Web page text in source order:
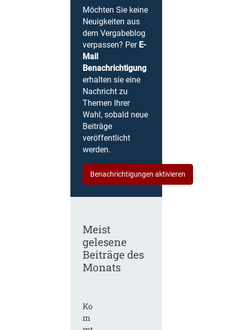
Möchten Sie keine
Neuigkeiten aus
dem Vergabeblog
verpassen? Per E-
Mail
Benachrichtigung
erhalten sie eine
Nachricht zu
Themen Ihrer
Wahl, sobald neue
Beiträge
veröffentlicht
werden.
Benachrichtigungen aktivieren
Meist
gelesene
Beiträge des
Monats
Ko
m